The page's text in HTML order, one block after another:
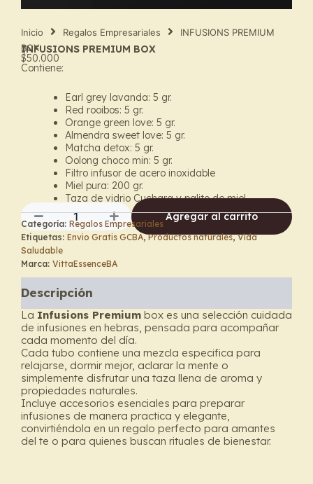
Inicio Regalos Empresariales
INFUSIONS PREMIUM
BOX
INFUSIONS PREMIUM BOX
$50.000
Contiene:
Earl grey lavanda: 5 gr.
Red rooibos: 5 gr.
Orange green love: 5 gr.
Almendra sweet love: 5 gr.
Matcha detox: 5 gr.
Oolong choco min: 5 gr.
Filtro infusor de acero inoxidable
Miel pura: 200 gr.
Taza de vidrio Cuchara y palito de miel
INFUSIONS
PREMIUM
BOX
cantidad
Agregar al carrito
Categoría: Regalos Empresariales
Etiquetas: Envio Gratis GCBA,Productos naturales,Vida
Saludable
Marca: VittaEssenceBA
Descripción
La Infusions Premium box es una selección cuidada
de infusiones en hebras, pensada para acompañar
cada momento del día.
Cada tubo contiene una mezcla especifica para
relajarse, dormir mejor, aclarar la mente o
simplemente disfrutar una taza llena de aroma y
propiedades naturales.
Incluye accesorios esenciales para preparar
infusiones de manera practica y elegante,
convirtiéndola en un regalo perfecto para amantes
del te o para quienes buscan rituales de bienestar.